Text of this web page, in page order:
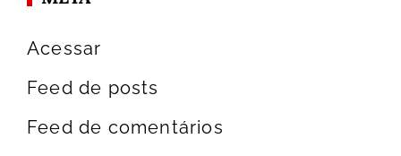
Acessar
Feed de posts
Feed de comentários